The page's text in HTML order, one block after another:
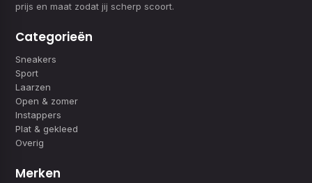
prijs en maat zodat jij scherp scoort.
Categorieën
Sneakers
Sport
Laarzen
Open & zomer
Instappers
Plat & gekleed
Overig
Merken